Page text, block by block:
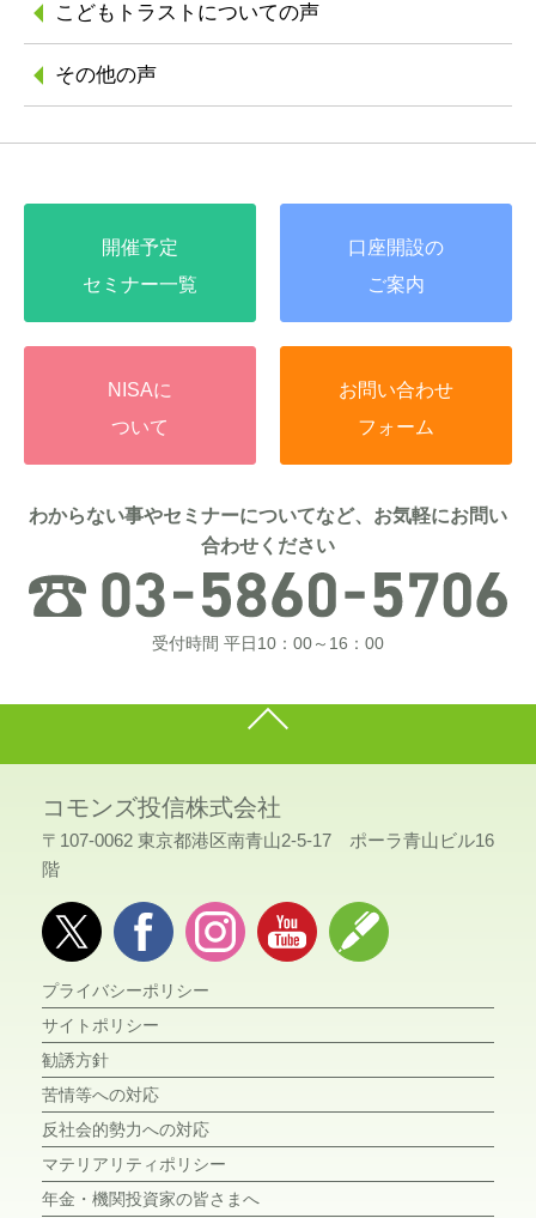
こどもトラストについての声
その他の声
開催予定
セミナー一覧
口座開設の
ご案内
NISAに
ついて
お問い合わせ
フォーム
わからない事やセミナーについてなど、お気軽にお問い
合わせください
受付時間 平日10：00～16：00
コモンズ投信株式会社
〒107-0062 東京都港区南青山2-5-17 ポーラ青山ビル16
階
プライバシーポリシー
サイトポリシー
勧誘方針
苦情等への対応
反社会的勢力への対応
マテリアリティポリシー
年金・機関投資家の皆さまへ